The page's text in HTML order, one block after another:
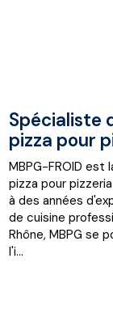
Spécialiste
pizza pour
MBPG-FROID
pizza pour
à des années
de cuisine
Rhône, MBPG se
l'i...